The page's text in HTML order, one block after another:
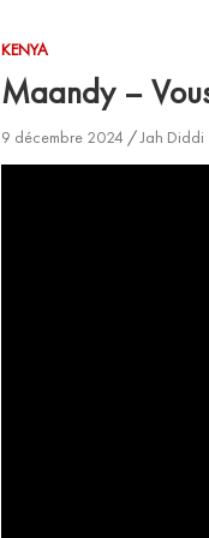
KENYA
Maandy –
9 décembre 2024 Jah Diddi